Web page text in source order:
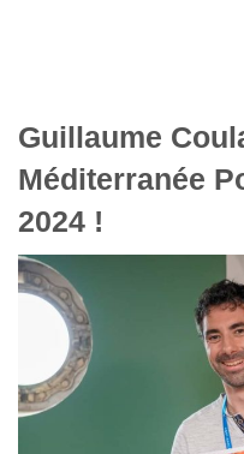
Guillaume
Méditerranée
2024 !